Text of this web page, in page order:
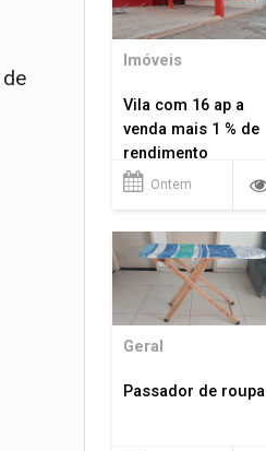
Imóveis
Vila com 16 ap a
venda mais 1 % de
rendimento
Ontem
Geral
Passador de roupa